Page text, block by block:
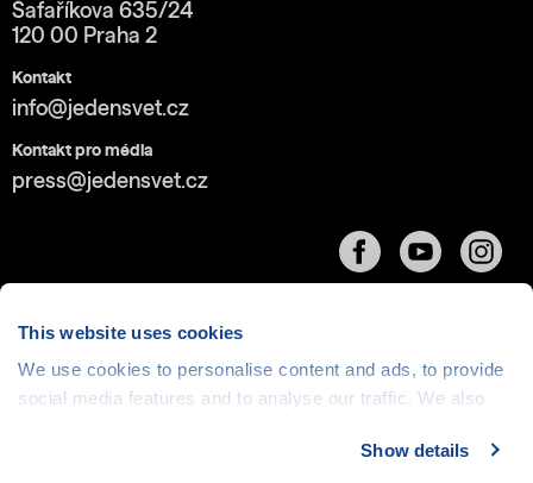
This website uses cookies
We use cookies to personalise content and ads, to provide
social media features and to analyse our traffic. We also
media, advertising and analytics partners who may
Show details
Šafaříkova 635/24
120 00 Praha 2
Kontakt
info@jedensvet.cz
Kontakt pro média
press@jedensvet.cz
Cookies| © 1999-2026 Člověk v tísni o.p.s., web běží